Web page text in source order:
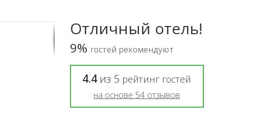
Отличный отель!
9% гостей рекомендуют
4.4 из 5 рейтинг гостей
на основе 54 отзывов